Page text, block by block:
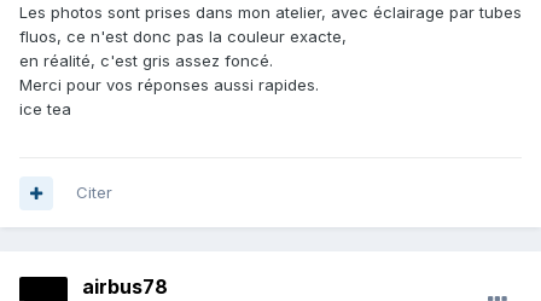
Les photos sont prises dans mon atelier, avec éclairage par tubes
fluos, ce n'est donc pas la couleur exacte,
en réalité, c'est gris assez foncé.
Merci pour vos réponses aussi rapides.
ice tea
Citer
airbus78